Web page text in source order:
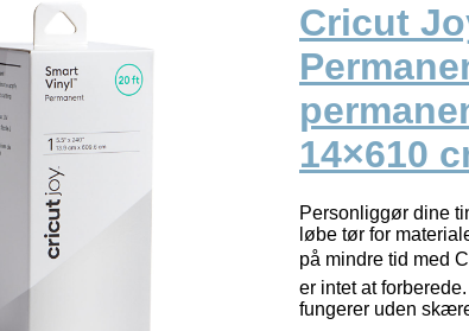
Cricut
14×610
Personliggør dine
løbe tør for
på mindre tid med
er intet at
fungerer uden